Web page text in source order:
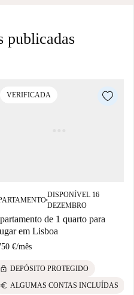
publicadas
VERIFICADA
■
DISPONÍVEL 16
DEZEMBRO
de 1 quarto para
em Lisboa
€/mês
lock DEPÓSITO PROTEGIDO
euro ALGUMAS CONTAS INCLUÍDAS